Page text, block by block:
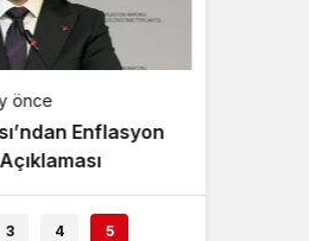
seçin.
seçin.
önce
Enflasyon
3 4 5